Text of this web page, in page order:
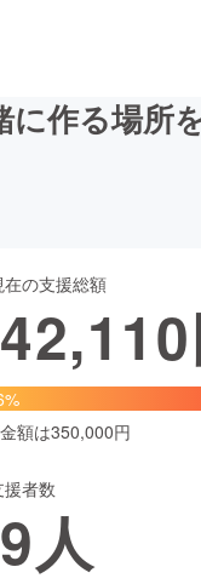
ス
フ
スケア
作る場所
在の支援総額
額は350,000円
援者数
人